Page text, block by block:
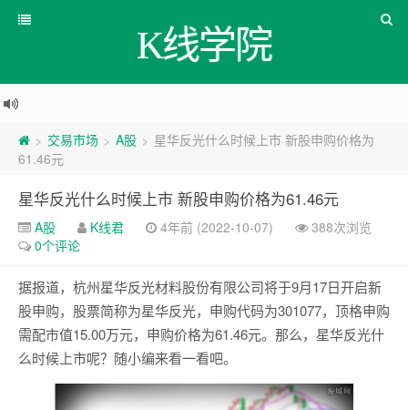
K线学院
> 交易市场 > A股 > 星华反光什么时候上市 新股申购价格为
61.46元
星华反光什么时候上市 新股申购价格为61.46元
A股 K线君 4年前 (2022-10-07)
388次浏览
0个评论
据报道，杭州星华反光材料股份有限公司将于9月17日开启新
股申购，股票简称为星华反光，申购代码为301077，顶格申购
需配市值15.00万元，申购价格为61.46元。那么，星华反光什
么时候上市呢？随小编来看一看吧。